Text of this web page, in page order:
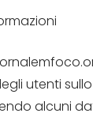
utenti
alcuni